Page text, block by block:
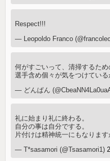
Respect!!!
— Leopoldo Franco
何がすごいって、清掃するた
選手含め個々が気をつけてい
— どんぱん
礼に始まり礼に終わる。
自分の事は自分でする。
片付けは精神統一にもなります
— T*sasamori (@Tsasamori1)